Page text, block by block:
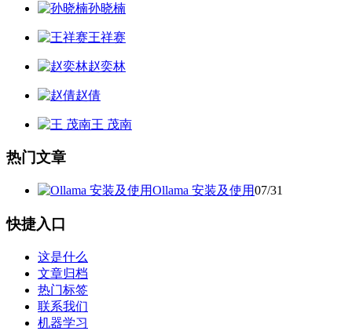
孙晓楠
王祥赛
赵奕林
赵倩
王 茂南
热门文章
Ollama 安装及使用07/31
快捷入口
这是什么
文章归档
热门标签
联系我们
机器学习